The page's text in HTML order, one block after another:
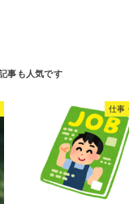
仕事